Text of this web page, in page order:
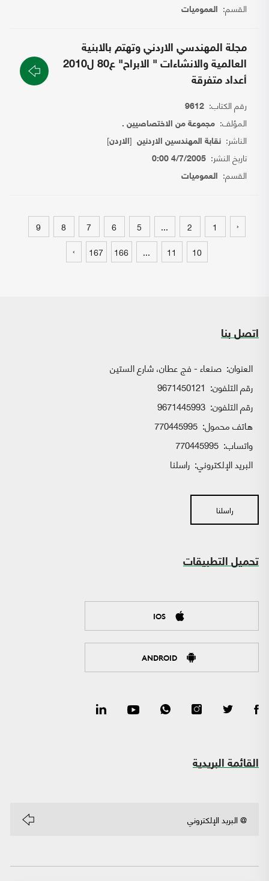
القسم: العموميات
مجلة المهندسي الاردني وتهتم بالابنية
العالمية والانشاءات " الابراح" ع80 ل2010
أعداد متفرقة
رقم الكتاب: 9612
المؤلف: مجموعة من الاختصاصيين .
الناشر: نقابة المهندسين الاردنين [الاردن]
تاريخ النشر: 4/7/2005 0:00
القسم: العموميات
‹
1
2
...
5
6
7
8
9
10
11
...
166
167
›
اتصل بنا
العنوان: صنعاء - فج عطان، شارع الستين
رقم التلفون: 9671450121
رقم التلفون: 9671445993
هاتف محمول: 770445995
واتساب:
البريد الإلكتروني: راسلنا
راسلنا
تحميل التطبيقات
IOS
ANDROID
القائمة البريدية